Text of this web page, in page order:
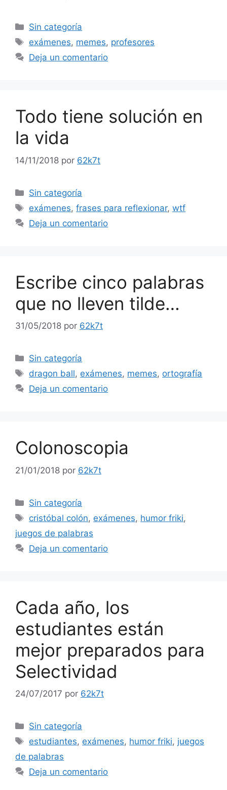
Categorías
Sin categoría
Etiquetas
exámenes, memes, profesores
Deja un comentario
Todo tiene solución en
la vida
14/11/2018 por 62k7t
Categorías
Sin categoría
Etiquetas
exámenes,frases para reflexionar,wtf
Deja un comentario
Escribe cinco palabras
que no lleven tilde…
31/05/2018 por 62k7t
Categorías
Sin categoría
Etiquetas
dragon ball, exámenes, memes, ortografía
Deja un comentario
Colonoscopia
21/01/2018 por 62k7t
Categorías
Sin categoría
Etiquetas
cristóbal colón, exámenes, humor friki,
juegos de palabras
Deja un comentario
Cada año, los
estudiantes están
mejor preparados para
Selectividad
24/07/2017 por 62k7t
Categorías
Sin categoría
Etiquetas
estudiantes, exámenes, humor friki, juegos
de palabras
Deja un comentario